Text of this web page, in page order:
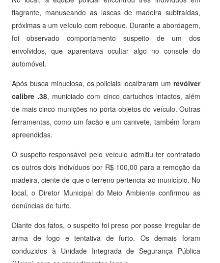
flagrante, manuseando as lascas de madeira subtraídas,
próximas a um veículo com reboque. Durante a abordagem,
foi observado comportamento suspeito de um dos
envolvidos, que aparentava ocultar algo no console do
automóvel.
Após busca minuciosa, os policiais localizaram um revólver
calibre .38, municiado com cinco cartuchos intactos, além
de mais cinco munições no porta-objetos do veículo. Outras
ferramentas, como um facão e um canivete, também foram
apreendidas.
O suspeito responsável pelo veículo admitiu ter contratado
os outros dois indivíduos por R$ 100,00 para a remoção da
madeira, ciente de que o terreno pertencia ao município. No
local, o Diretor Municipal do Meio Ambiente confirmou as
denúncias de furto.
Diante dos fatos, o suspeito foi preso por posse irregular de
arma de fogo e tentativa de furto. Os demais foram
conduzidos à Unidade Integrada de Segurança Pública